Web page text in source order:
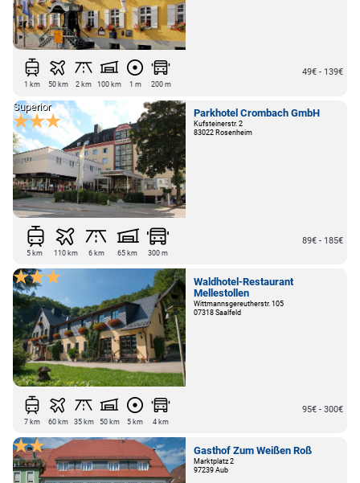
1 km 50 km 2 km 100 km 1 m 200 m
49€ - 139€
Parkhotel Crombach GmbH
Kufsteinerstr. 2
83022 Rosenheim
Superior
5 km 110 km 6 km 65 km 300 m
89€ - 185€
Waldhotel-Restaurant
Mellestollen
Wittmannsgereutherstr. 105
07318 Saalfeld
7 km 60 km 35 km 50 km 5 km 4 km
95€ - 300€
Gasthof Zum Weißen Roß
Marktplatz 2
97239 Aub